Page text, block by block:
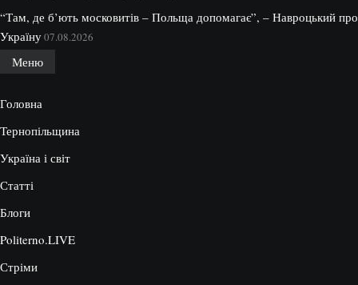
“Там, де б’ють московитів – Польща допомагає”, – Навроцький про
Україну07.08.2026
Меню
Головна
Тернопільщина
Україна і світ
Статті
Блоги
Politerno.LIVE
Стріми